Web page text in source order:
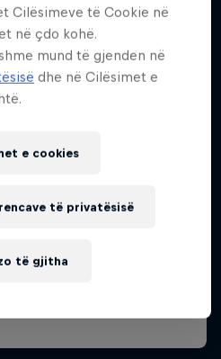
Cilësimeve të Cookie në
në çdo kohë.
mund të gjenden në
dhe në Cilësimet e
e cookies
të gjitha
të privatësisë